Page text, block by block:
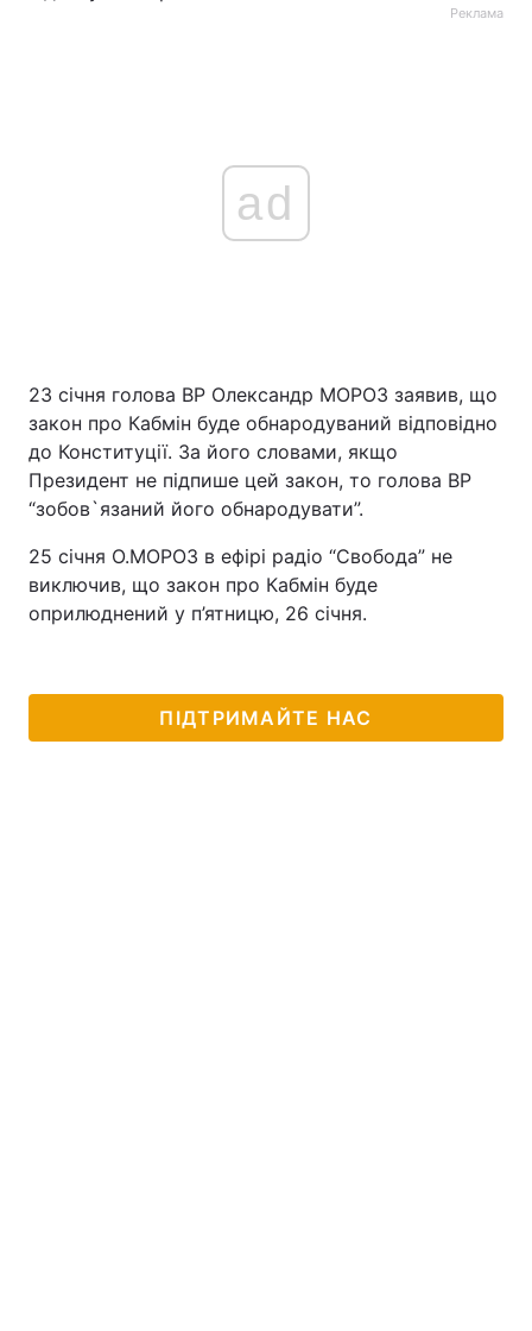
Реклама
ad
23 січня голова ВР Олександр МОРОЗ заявив, що
закон про Кабмін буде обнародуваний відповідно
до Конституції. За його словами, якщо
Президент не підпише цей закон, то голова ВР
“зобов`язаний його обнародувати”.
25 січня О.МОРОЗ в ефірі радіо “Свобода” не
виключив, що закон про Кабмін буде
оприлюднений у п’ятницю, 26 січня.
ПІДТРИМАЙТЕ НАС